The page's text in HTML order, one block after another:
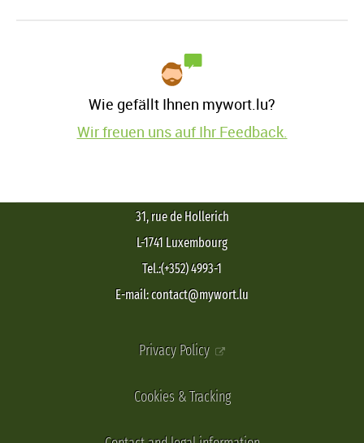
Wie gefällt Ihnen mywort.lu?
Wir freuen uns auf Ihr Feedback.
31, rue de Hollerich
L-1741 Luxembourg
Tel.:(+352) 4993-1
E-mail: contact@mywort.lu
Privacy Policy
Cookies & Tracking